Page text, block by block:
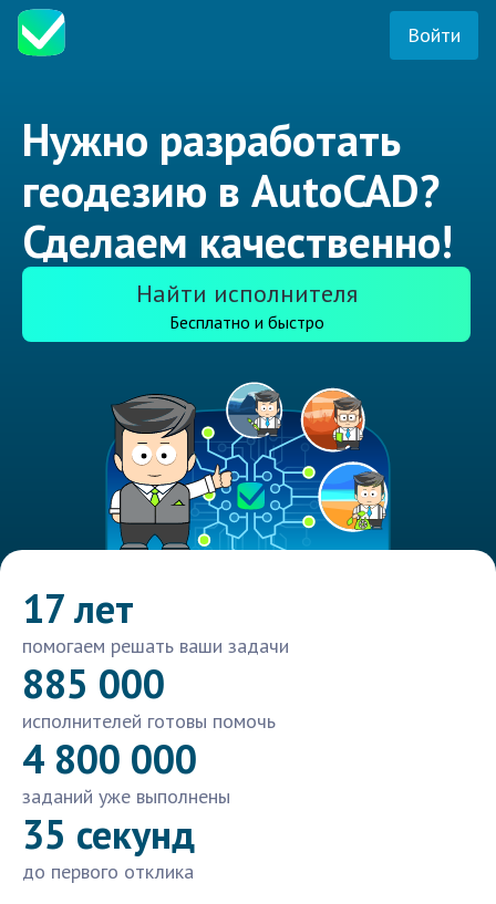
Войти
Нужно разработать
геодезию в AutoCAD?
Сделаем качественно!
Найти исполнителя
Бесплатно и быстро
17 лет
помогаем решать ваши задачи
885 000
исполнителей готовы помочь
4 800 000
заданий уже выполнены
35 секунд
до первого отклика